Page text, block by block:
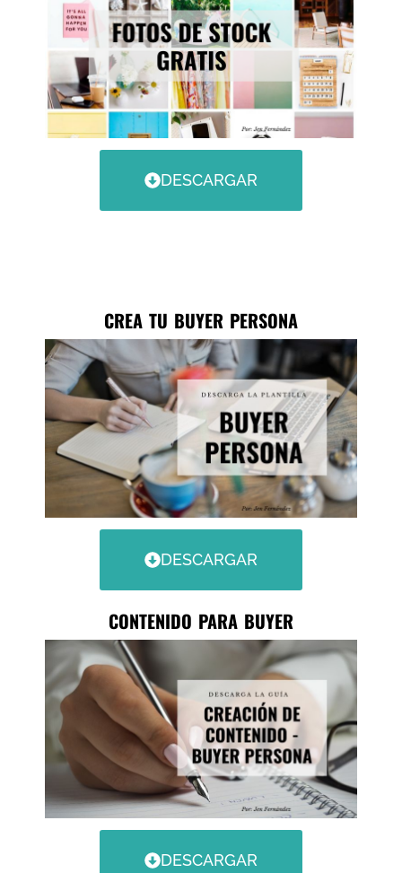
DESCARGAR
CREA TU BUYER PERSONA
DESCARGAR
CONTENIDO PARA BUYER
DESCARGAR